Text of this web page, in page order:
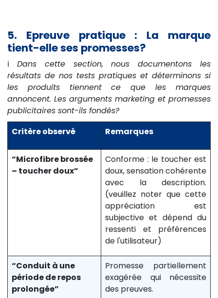
5. Epreuve pratique : La marque
tient-elle ses promesses?
ℹ️ Dans cette section, nous documentons les
résultats de nos tests pratiques et déterminons si
les produits tiennent ce que les marques
annoncent. Les arguments marketing et promesses
publicitaires sont-ils fondés?
Critère observé
Remarques
“Microfibre brossée
– toucher doux”
Conforme : le toucher est
doux, sensation cohérente
avec la description.
(veuillez noter que cette
appréciation est
subjective et dépend du
ressenti et préférences
de l'utilisateur)
“Conduit à une
période de repos
prolongée”
Promesse partiellement
exagérée qui nécessite
des preuves.